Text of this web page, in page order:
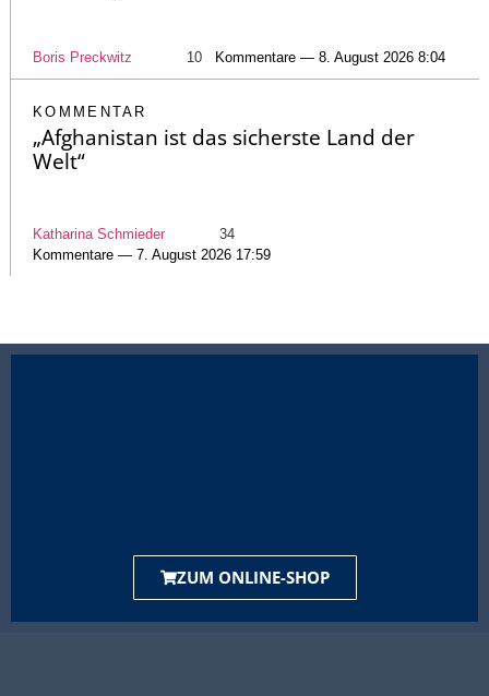
Boris Preckwitz 10 Kommentare — 8. August 2026 8:04
KOMMENTAR
„Afghanistan ist das sicherste Land der
Welt“
Katharina Schmieder
34
Kommentare — 7. August 2026 17:59
ZUM ONLINE-SHOP